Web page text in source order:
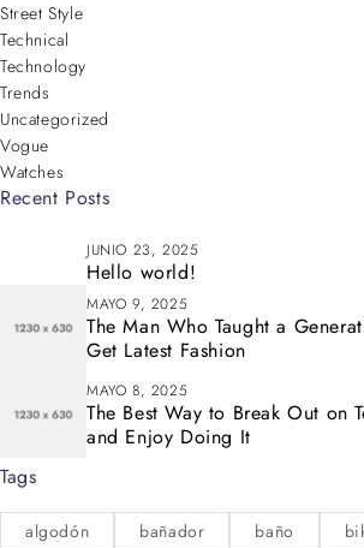
Street Style
Technical
Technology
Trends
Uncategorized
Vogue
Watches
Recent Posts
JUNIO 23, 2025
Hello world!
MAYO 9, 2025
The Man Who Taught a
Get Latest Fashion
MAYO 8, 2025
The Best Way to Break Out on
and Enjoy Doing It
Tags
algodón bañador baño